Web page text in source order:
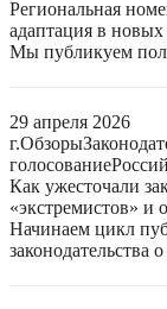
Региональная
адаптация в новых
Мы публикуем
29 апреля 2026
г.Обзоры
голосование
Как ужесточали
«экстремистов» и
Начинаем цикл
законодательства